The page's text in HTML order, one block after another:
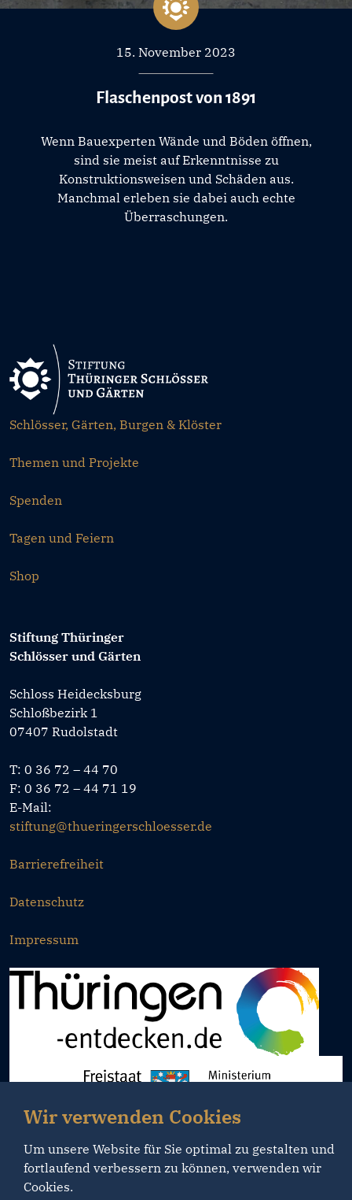
15. November 2023
Flaschenpost von 1891
Wenn Bauexperten Wände und Böden öffnen,
sind sie meist auf Erkenntnisse zu
Konstruktionsweisen und Schäden aus.
Manchmal erleben sie dabei auch echte
Überraschungen.
Schlösser, Gärten, Burgen & Klöster
Themen und Projekte
Spenden
Tagen und Feiern
Shop
Stiftung Thüringer
Schlösser und Gärten
Schloss Heidecksburg
Schloßbezirk 1
07407 Rudolstadt
T: 0 36 72 – 44 70
F: 0 36 72 – 44 71 19
E-Mail:
stiftung@thueringerschloesser.de
Barrierefreiheit
Datenschutz
Impressum
Wir verwenden Cookies
Um unsere Website für Sie optimal zu gestalten und
fortlaufend verbessern zu können, verwenden wir
Cookies.